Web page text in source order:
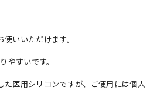
いいただけます。
やすいです。
医用シリコンですが、ご使用には個人